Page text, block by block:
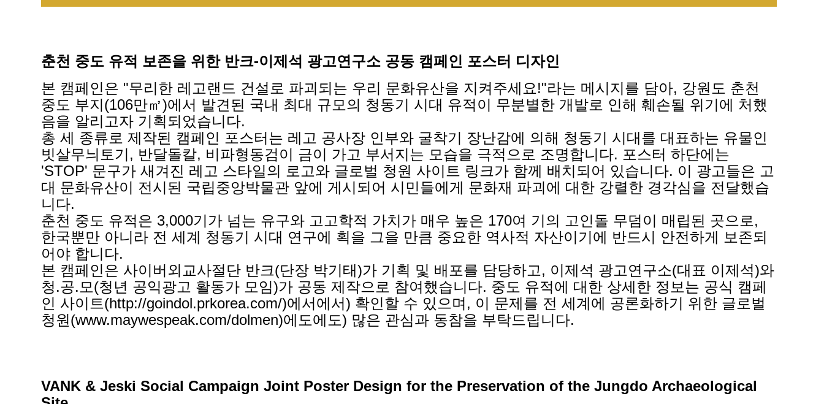
춘천 중도 유적 보존을 위한 반크-이제석 광고연구소 공동 캠페인 포스터 디자인
본 캠페인은 "무리한 레고랜드 건설로 파괴되는 우리 문화유산을 지켜주세요!"라는 메시지를 담아, 강원도 춘천
중도 부지(106만㎡)에서 발견된 국내 최대 규모의 청동기 시대 유적이 무분별한 개발로 인해 훼손될 위기에 처했
음을 알리고자 기획되었습니다.
총 세 종류로 제작된 캠페인 포스터는 레고 공사장 인부와 굴착기 장난감에 의해 청동기 시대를 대표하는 유물인
빗살무늬토기, 반달돌칼, 비파형동검이 금이 가고 부서지는 모습을 극적으로 조명합니다. 포스터 하단에는
'STOP' 문구가 새겨진 레고 스타일의 로고와 글로벌 청원 사이트 링크가 함께 배치되어 있습니다. 이 광고들은 고
대 문화유산이 전시된 국립중앙박물관 앞에 게시되어 시민들에게 문화재 파괴에 대한 강렬한 경각심을 전달했습
니다.
춘천 중도 유적은 3,000기가 넘는 유구와 고고학적 가치가 매우 높은 170여 기의 고인돌 무덤이 매립된 곳으로,
한국뿐만 아니라 전 세계 청동기 시대 연구에 획을 그을 만큼 중요한 역사적 자산이기에 반드시 안전하게 보존되
어야 합니다.
본 캠페인은 사이버외교사절단 반크(단장 박기태)가 기획 및 배포를 담당하고, 이제석 광고연구소(대표 이제석)와
청.공.모(청년 공익광고 활동가 모임)가 공동 제작으로 참여했습니다. 중도 유적에 대한 상세한 정보는 공식 캠페
인 사이트(http://goindol.prkorea.com/)에서에서) 확인할 수 있으며, 이 문제를 전 세계에 공론화하기 위한 글로벌
청원(www.maywespeak.com/dolmen)에도에도) 많은 관심과 동참을 부탁드립니다.
VANK & Jeski Social Campaign Joint Poster Design for the Preservation of the Jungdo Archaeological